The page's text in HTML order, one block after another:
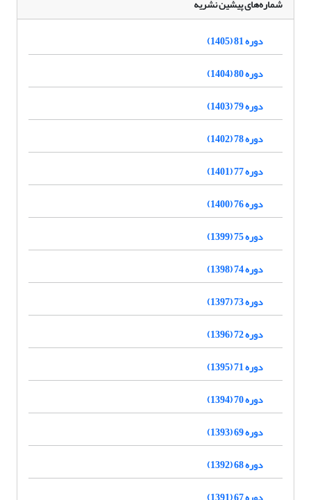
شماره‌های پیشین نشریه
دوره 81 (1405)
دوره 80 (1404)
دوره 79 (1403)
دوره 78 (1402)
دوره 77 (1401)
دوره 76 (1400)
دوره 75 (1399)
دوره 74 (1398)
دوره 73 (1397)
دوره 72 (1396)
دوره 71 (1395)
دوره 70 (1394)
دوره 69 (1393)
دوره 68 (1392)